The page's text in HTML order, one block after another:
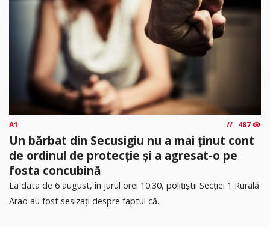
A1 487
Un bărbat din Secusigiu nu a mai ținut cont
de ordinul de protecție și a agresat-o pe
fosta concubină
​La data de 6 august, în jurul orei 10.30, polițiștii Secției 1 Rurală
Arad au fost sesizați despre faptul că...